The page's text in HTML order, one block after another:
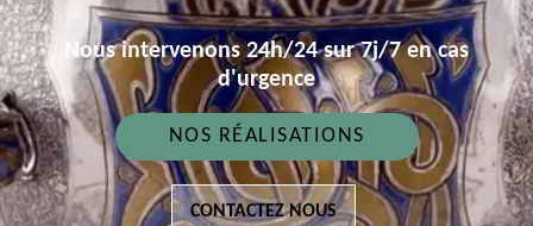
Nous intervenons 24h/24 sur 7j/7 en cas
d'urgence
NOS RÉALISATIONS
CONTACTEZ NOUS